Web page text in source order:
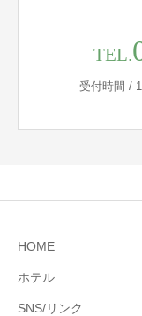
TEL.
受付時間 /
HOME
ホテル
SNS/リンク